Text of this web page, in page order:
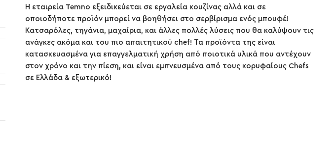
Η εταιρεία Temno εξειδικεύεται σε εργαλεία κουζίνας αλλά και σε
οποιοδήποτε προϊόν μπορεί να βοηθήσει στο σερβίρισμα ενός μπουφέ!
Κατσαρόλες, τηγάνια, μαχαίρια, και άλλες πολλές λύσεις που θα καλύψουν τις
ανάγκες ακόμα και του πιο απαιτητικού chef! Τα προϊόντα της είναι
κατασκευασμένα για επαγγελματική χρήση από ποιοτικά υλικά που αντέχουν
στον χρόνο και την πίεση, και είναι εμπνευσμένα από τους κορυφαίους Chefs
σε Ελλάδα & εξωτερικό!